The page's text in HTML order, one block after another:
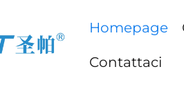
Homepage
Contattaci